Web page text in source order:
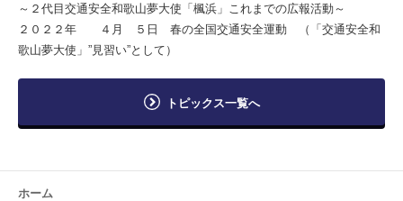
～２代目交通安全和歌山夢大使「楓浜」これまでの広報活動～
２０２２年 ４月 ５日 春の全国交通安全運動 （「交通安全和
歌山夢大使」”見習い”として）
トピックス一覧へ
ホーム